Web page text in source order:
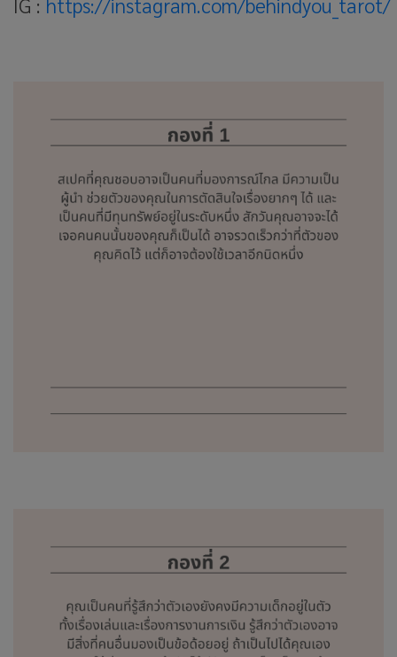
IG : https://instagram.com/behindyou_tarot/